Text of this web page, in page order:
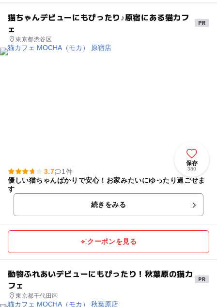
猫ちゃんデビューにもぴったり♪原宿にある猫カフ
ェ
東京都渋谷区
保存
380
3.7
1件
優しい猫ちゃんばかりで安心！お家みたいにゆったり過ごせま
す
続きをみる
クーポンを見る
動物ふれあいデビューにもぴったり！秋葉原の猫カ
フェ
東京都千代田区